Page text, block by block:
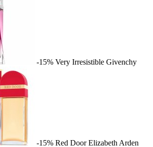
-15% Very Irresistible Givenchy
-15% Red Door Elizabeth Arden